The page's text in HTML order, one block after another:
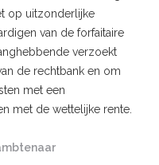
op uitzonderlijke
van de forfaitaire
verzoekt
de rechtbank en om
met een
met de wettelijke rente.